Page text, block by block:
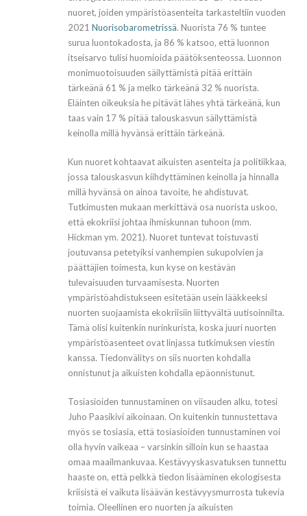
nuoret, joiden ympäristöasenteita tarkasteltiin vuoden
2021 Nuorisobarometrissä. Nuorista 76 % tuntee
surua luontokadosta, ja 86 % katsoo, että luonnon
itseisarvo tulisi huomioida päätöksenteossa. Luonnon
monimuotoisuuden säilyttämistä pitää erittäin
tärkeänä 61 % ja melko tärkeänä 32 % nuorista.
Eläinten oikeuksia he pitävät lähes yhtä tärkeänä, kun
taas vain 17 % pitää talouskasvun säilyttämistä
keinolla millä hyvänsä erittäin tärkeänä.
Kun nuoret kohtaavat aikuisten asenteita ja politiikkaa,
jossa talouskasvun kiihdyttäminen keinolla ja hinnalla
millä hyvänsä on ainoa tavoite, he ahdistuvat.
Tutkimusten mukaan merkittävä osa nuorista uskoo,
että ekokriisi johtaa ihmiskunnan tuhoon (mm.
Hickman ym. 2021). Nuoret tuntevat toistuvasti
joutuvansa petetyiksi vanhempien sukupolvien ja
päättäjien toimesta, kun kyse on kestävän
tulevaisuuden turvaamisesta. Nuorten
ympäristöahdistukseen esitetään usein lääkkeeksi
nuorten suojaamista ekokriisiin liittyvältä uutisoinnilta.
Tämä olisi kuitenkin nurinkurista, koska juuri nuorten
ympäristöasenteet ovat linjassa tutkimuksen viestin
kanssa. Tiedonvälitys on siis nuorten kohdalla
onnistunut ja aikuisten kohdalla epäonnistunut.
Tosiasioiden tunnustaminen on viisauden alku, totesi
Juho Paasikivi aikoinaan. On kuitenkin tunnustettava
myös se tosiasia, että tosiasioiden tunnustaminen voi
olla hyvin vaikeaa – varsinkin silloin kun se haastaa
omaa maailmankuvaa. Kestävyyskasvatuksen tunnettu
haaste on, että pelkkä tiedon lisääminen ekologisesta
kriisistä ei vaikuta lisäävän kestävyysmurrosta tukevia
toimia. Oleellinen ero nuorten ja aikuisten